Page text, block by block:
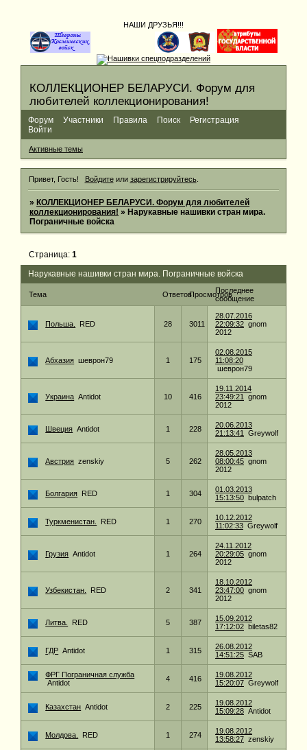
НАШИ ДРУЗЬЯ!!!
КОЛЛЕКЦИОНЕР БЕЛАРУСИ. Форум для
любителей коллекционирования!
Форум Участники Правила Поиск
Регистрация
Войти
Активные темы
Привет, Гость! Войдитеили зарегистрируйтесь.
»КОЛЛЕКЦИОНЕР БЕЛАРУСИ. Форум для любителей
коллекционирования! »Нарукавные нашивки стран мира.
Пограничные войска
Нарукавные нашивки стран мира. Пограничные войска
Страница:1
Тема ОтветовПросмотровПоследнее
сообщение
Польша. RED 28 3011
28.07.2016
22:09:32 gnom
2012
Абхазия шеврон79 1 175
02.08.2015
11:08:20
шеврон79
Украина Antidot 10 416
19.11.2014
23:49:21
gnom
2012
Швеция Antidot 1 228
20.06.2013
21:13:41
Greywolf
Австрия zenskiy 5 262
28.05.2013
08:00:45 gnom
2012
Болгария RED 1 304
01.03.2013
15:13:50 bulpatch
Туркменистан. RED 1 270
10.12.2012
11:02:33 Greywolf
Грузия Antidot 1 264
24.11.2012
20:29:05 gnom
2012
Узбекистан. RED 2 341
18.10.2012
23:47:00 gnom
2012
Литва. RED 5 387
15.09.2012
17:12:02 biletas82
ГДР Antidot 1 315
26.08.2012
14:51:25 SAB
ФРГ Пограничная служба
Antidot
4 416
19.08.2012
15:20:07 Greywolf
Казахстан Antidot 2 225
19.08.2012
15:09:28 Antidot
Молдова. RED 1 274
19.08.2012
13:58:27 zenskiy